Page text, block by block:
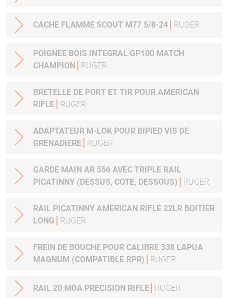
CACHE FLAMME SCOUT M77 5/8-24 RUGER
POIGNEE BOIS INTEGRAL GP100 MATCH
CHAMPION
RUGER
BRETELLE DE PORT ET TIR POUR AMERICAN
RIFLE
RUGER
ADAPTATEUR M-LOK POUR BIPIED VIS DE
GRENADIERE
RUGER
GARDE MAIN AR 556 AVEC TRIPLE RAIL
PICATINNY (DESSUS, COTE, DESSOUS)
RUGER
RAIL PICATINNY AMERICAN RIFLE 22LR BOITIER
LONG
RUGER
FREIN DE BOUCHE POUR CALIBRE 338 LAPUA
MAGNUM (COMPATIBLE RPR)
RUGER
RAIL 20 MOA PRECISION RIFLE RUGER